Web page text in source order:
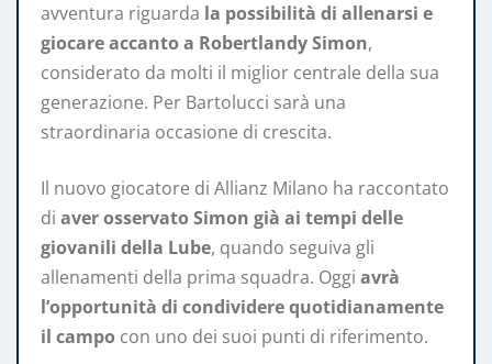
avventura riguarda la possibilità di allenarsi e
giocare accanto a Robertlandy Simon,
considerato da molti il miglior centrale della sua
generazione. Per Bartolucci sarà una
straordinaria occasione di crescita.
Il nuovo giocatore di Allianz Milano ha raccontato
di aver osservato Simon già ai tempi delle
giovanili della Lube, quando seguiva gli
allenamenti della prima squadra. Oggi avrà
l’opportunità di condividere quotidianamente
il campo con uno dei suoi punti di riferimento.